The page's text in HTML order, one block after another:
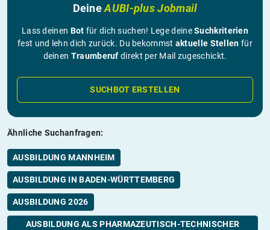
DeineAUBI-plus Jobmail
Lass deinen Bot für dich suchen! Lege deineSuchkriterien
fest und lehn dich zurück. Du bekommst aktuelle Stellen für
deinen Traumberuf direkt per Mail zugeschickt.
SUCHBOT ERSTELLEN
Ähnliche Suchanfragen:
AUSBILDUNG MANNHEIM
AUSBILDUNG IN BADEN-WÜRTTEMBERG
AUSBILDUNG 2026
AUSBILDUNG ALS PHARMAZEUTISCH-TECHNISCHER